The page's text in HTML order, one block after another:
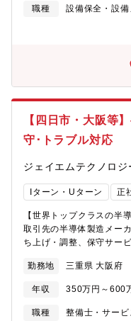
ます。実際に異業種から
技術者になった先輩（入
で話好き」なこと。 分か
事」まで提案・実施でき
く、直して安全にする」
信頼が厚く、技術者とし
主：株式会社でんきかん
サルエコロジー株式会社
器等）や送電設備（鉄塔
工事発注、必要資材の発
務＞・設備維持管理業務
支社業務支援などの実施
業の実施なお、これまで
務内容を決定します。ま
市）にて一定期間の研修
行います。【募集背景】
こそ存在できる設備です
ものです。より地域と共
リッド株式会社は、２０
電力系統を構築し、お客
届けすることに取り組ん
電部門（当社管内各支社
内、変電所や送電線等の
ている支社の変電グルー
備の建設を行っています
職種
設備保全・設
【四日市・大阪等
守･トラブル対応
ジェイエムテクノロジ
Iターン・Uターン 正
【世界トップクラスの半
取引先の半導体製造メー
ち上げ・調整、保守サー
経験を考慮して決定しま
に現場へ）全国各地のお
て、随時対応します。一
問することも。作業内容
勤務地 三重県 大阪府
年収 350万円～600
職種
整備士・サー